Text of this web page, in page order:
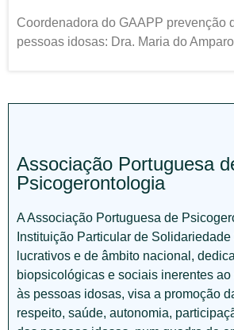
Coordenadora do GAAPP prevenção
pessoas idosas: Dra. Maria do
Associação Portuguesa
Psicogerontologia
A Associação Portuguesa de
Instituição Particular de
lucrativos e de âmbito nacional,
biopsicológicas e sociais inerentes
às pessoas idosas, visa a promoção
respeito, saúde, autonomia,